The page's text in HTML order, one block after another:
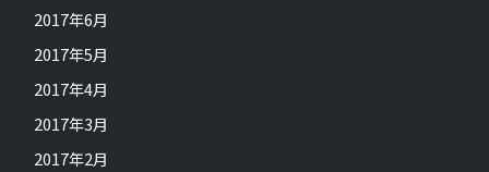
2017年6月
2017年5月
2017年4月
2017年3月
2017年2月